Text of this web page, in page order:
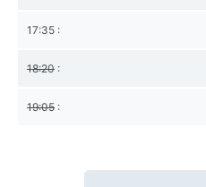
17:35 :
18:20 :
19:05 :